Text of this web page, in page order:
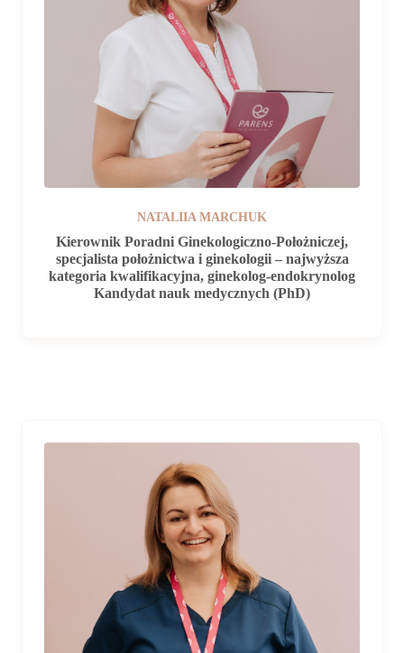
NATALIIA MARCHUK
Kierownik Poradni Ginekologiczno-Położniczej,
specjalista położnictwa i ginekologii – najwyższa
kategoria kwalifikacyjna, ginekolog-endokrynolog
Kandydat nauk medycznych (PhD)